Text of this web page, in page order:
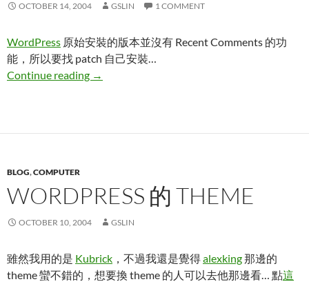
OCTOBER 14, 2004 GSLIN 1 COMMENT
WordPress 原始安裝的版本並沒有 Recent Comments 的功
能，所以要找 patch 自己安裝…
Continue reading Recent Comments
→
BLOG,COMPUTER
WORDPRESS 的 THEME
OCTOBER 10, 2004 GSLIN
雖然我用的是 Kubrick ，不過我還是覺得alexking那邊的
theme 蠻不錯的，想要換 theme 的人可以去他那邊看… 點這